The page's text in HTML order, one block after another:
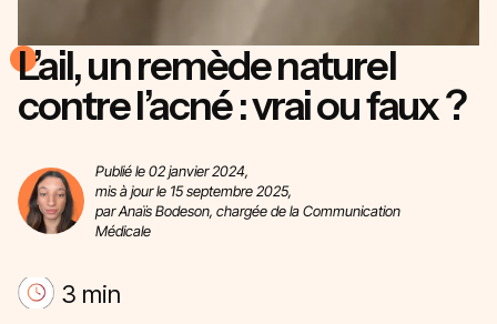
L’ail, un remède naturel
contre l’acné : vrai ou faux ?
Publié le 02 janvier 2024,
mis à jour le 15 septembre 2025,
par Anaïs Bodeson, chargée de la Communication
Médicale
3 min